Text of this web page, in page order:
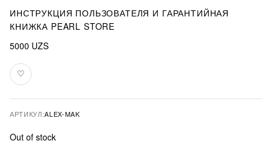
ИНСТРУКЦИЯ ПОЛЬЗОВАТЕЛЯ И ГАРАНТИЙНАЯ
КНИЖКА PEARL STORE
5000 UZS
♡
В
избранное
АРТИКУЛ:ALEX-MAK
Out of stock